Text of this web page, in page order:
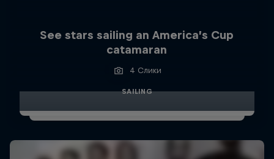
See stars sailing an America’s Cup
catamaran
4 Слики
SAILING